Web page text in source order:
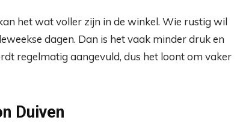
het wat voller zijn in de winkel. Wie rustig wil
dagen. Dan is het vaak minder druk en
regelmatig aangevuld, dus het loont om vaker
Duiven